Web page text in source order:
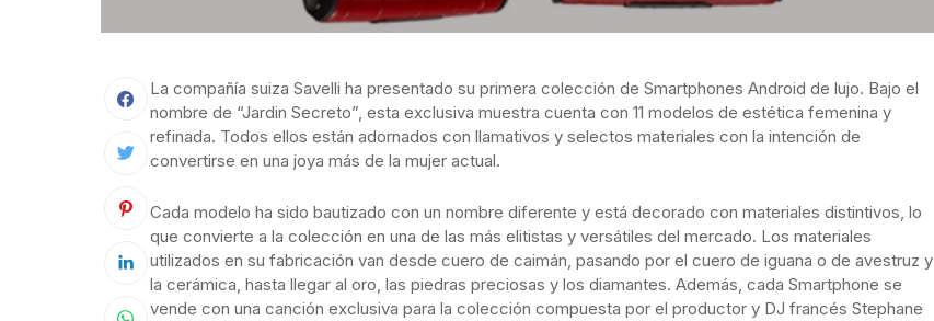
La compañía suiza Savelli ha presentado su primera colección de Smartphones Android de lujo. Bajo el
nombre de “Jardin Secreto”, esta exclusiva muestra cuenta con 11 modelos de estética femenina y
refinada. Todos ellos están adornados con llamativos y selectos materiales con la intención de
convertirse en una joya más de la mujer actual.
Cada modelo ha sido bautizado con un nombre diferente y está decorado con materiales distintivos, lo
que convierte a la colección en una de las más elitistas y versátiles del mercado. Los materiales
utilizados en su fabricación van desde cuero de caimán, pasando por el cuero de iguana o de avestruz y
la cerámica, hasta llegar al oro, las piedras preciosas y los diamantes. Además, cada Smartphone se
vende con una canción exclusiva para la colección compuesta por el productor y DJ francés Stephane